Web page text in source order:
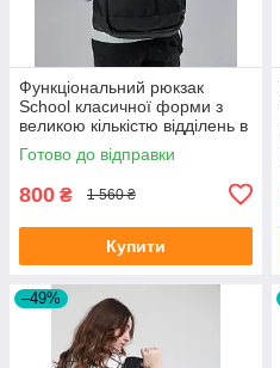
Функціональний рюкзак
School класичної форми з
великою кількістю відділень в
чорному кольорі, 30л
Готово до відправки
800 ₴ 1 560 ₴
Купити
–49%